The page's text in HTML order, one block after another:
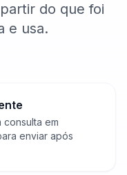
do que foi
e usa.
consulta em
enviar após